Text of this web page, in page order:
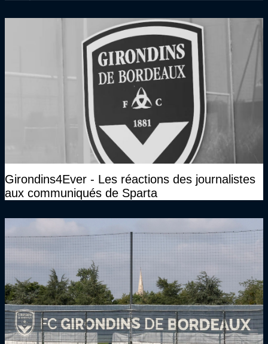
Girondins4Ever - Les réactions des journalistes
aux communiqués de Sparta